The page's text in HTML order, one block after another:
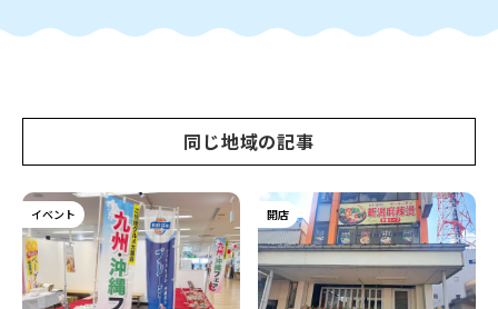
同じ地域の記事
イベント 開店